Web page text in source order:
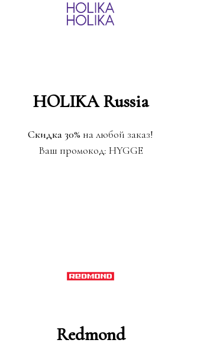
HOLIKA Russia
Скидка 30% на любой заказ!
Ваш промокод: HYGGE
Redmond